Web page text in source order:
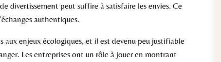
divertissement peut suffire à satisfaire les envies. Ce
authentiques.
aux enjeux écologiques, et il est devenu peu justifiable
Les entreprises ont un rôle à jouer en montrant